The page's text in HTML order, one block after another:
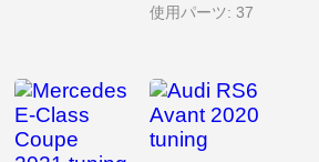
使用パーツ: 37